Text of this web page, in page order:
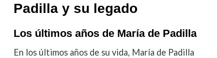
Padilla y su legado
Los últimos años de María de Padilla
En los últimos años de su vida, María de Padilla